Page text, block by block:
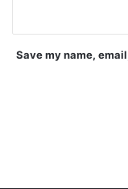
Save my name,